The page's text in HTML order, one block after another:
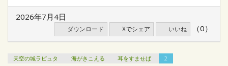
2026年7月4日
ダウンロード Xでシェア いいね （0）
天空の城ラピュタ 海がきこえる 耳をすませば 2